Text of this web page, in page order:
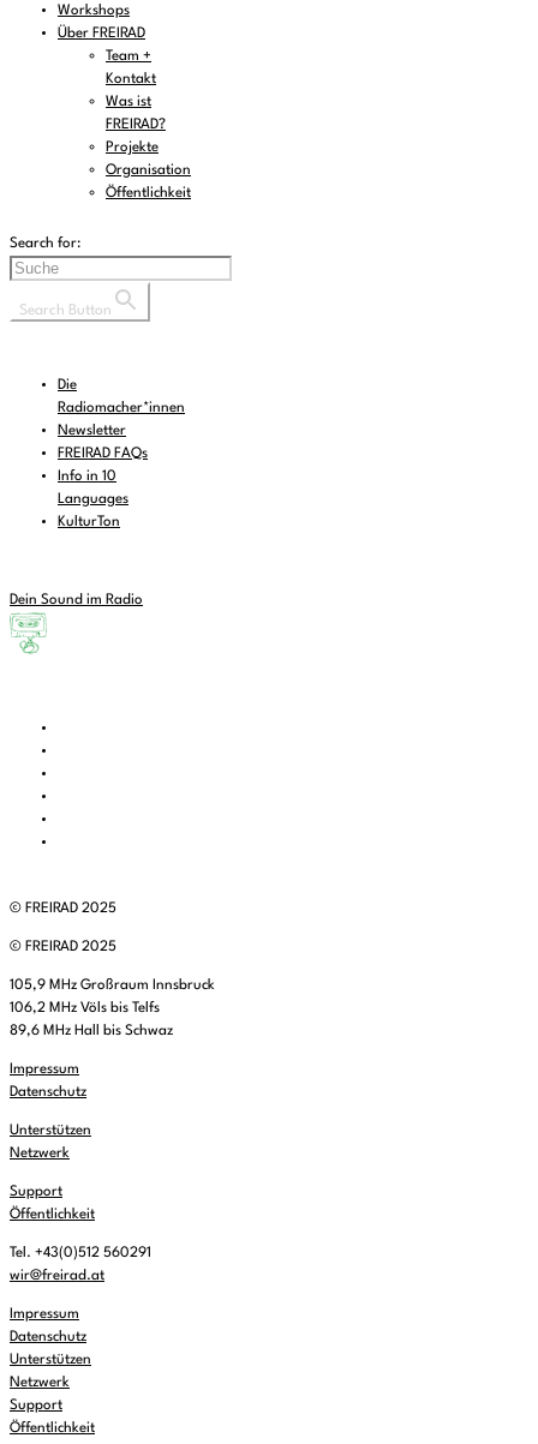
Workshops
Über FREIRAD
Team +
Kontakt
Was ist
FREIRAD?
Projekte
Organisation
Öffentlichkeit
Search for:
Search Button
Die
Radiomacher*innen
Newsletter
FREIRAD FAQs
Info in 10
Languages
KulturTon
Dein Sound im Radio
© FREIRAD 2025
© FREIRAD 2025
105,9 MHz Großraum Innsbruck
106,2 MHz Völs bis Telfs
89,6 MHz Hall bis Schwaz
Impressum
Datenschutz
Unterstützen
Netzwerk
Support
Öffentlichkeit
Tel. +43(0)512 560291
wir@freirad.at
Impressum
Datenschutz
Unterstützen
Netzwerk
Support
Öffentlichkeit